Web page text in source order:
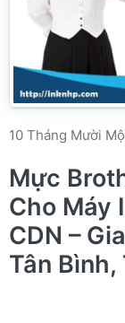
10 Tháng Mười
Mực
Cho Máy
CDN –
Tân Bình,